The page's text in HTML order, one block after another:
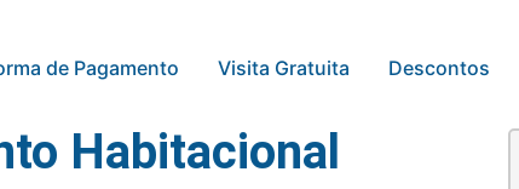
de Pagamento Visita Gratuita Descontos
Habitacional